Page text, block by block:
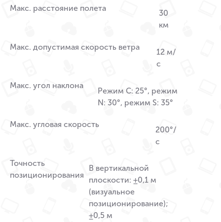
Макс. расстояние полета
30
км
Макс. допустимая скорость ветра
12 м/
с
Макс. угол наклона
Режим C: 25°, режим
N: 30°, режим S: 35°
Макс. угловая скорость
200°/
с
Точность
позиционирования
В вертикальной
плоскости: ±0,1 м
(визуальное
позиционирование);
±0,5 м